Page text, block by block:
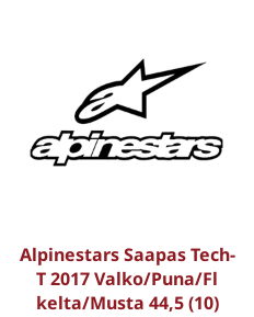
Alpinestars Saapas Tech-
T 2017 Valko/Puna/Fl
kelta/Musta 44,5 (10)